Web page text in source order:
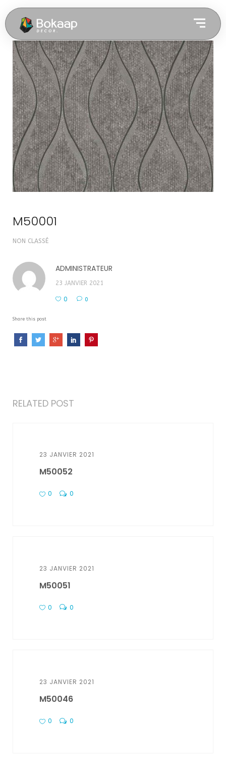
M50001
NON CLASSÉ
ADMINISTRATEUR
23 JANVIER 2021
0 0
Share this post
RELATED POST
23 JANVIER 2021
M50052
0 0
23 JANVIER 2021
M50051
0 0
23 JANVIER 2021
M50046
0 0